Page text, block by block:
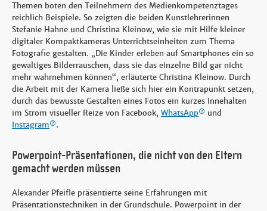
Themen boten den Teilnehmern des Medienkompetenztages
reichlich Beispiele. So zeigten die beiden Kunstlehrerinnen
Stefanie Hahne und Christina Kleinow, wie sie mit Hilfe kleiner
digitaler Kompaktkameras Unterrichtseinheiten zum Thema
Fotografie gestalten. „Die Kinder erleben auf Smartphones ein so
gewaltiges Bilderrauschen, dass sie das einzelne Bild gar nicht
mehr wahrnehmen können“, erläuterte Christina Kleinow. Durch
die Arbeit mit der Kamera ließe sich hier ein Kontrapunkt setzen,
durch das bewusste Gestalten eines Fotos ein kurzes Innehalten
im Strom visueller Reize von Facebook, WhatsApp
und
Instagram
.
Powerpoint-Präsentationen, die nicht von den Eltern
gemacht werden müssen
Alexander Pfeifle präsentierte seine Erfahrungen mit
Präsentationstechniken in der Grundschule. Powerpoint in der